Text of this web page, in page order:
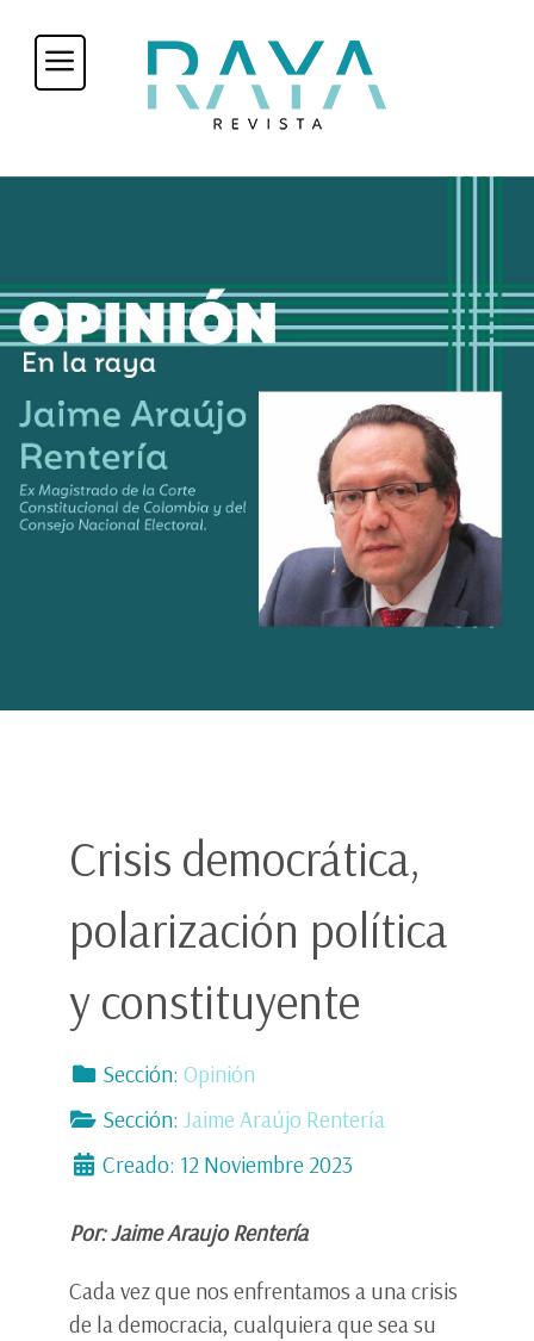
Crisis democrática,
polarización política
y constituyente
Sección: Opinión
Sección: Jaime Araújo Rentería
Creado: 12 Noviembre 2023
Por: Jaime Araujo Rentería
Cada vez que nos enfrentamos a una crisis
de la democracia, cualquiera que sea su